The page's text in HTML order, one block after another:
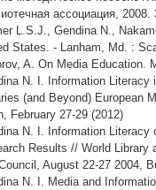
ассоциация, 2008.
L.S.J., Gendina N.,
States. - Lanham, Md. :
A. On Media Education.
N. I. Information
(and Beyond) European
February 27-29 (2012)
N. I. Information Literacy
Results // World Library
August 22-27 2004,
N. I. Media and